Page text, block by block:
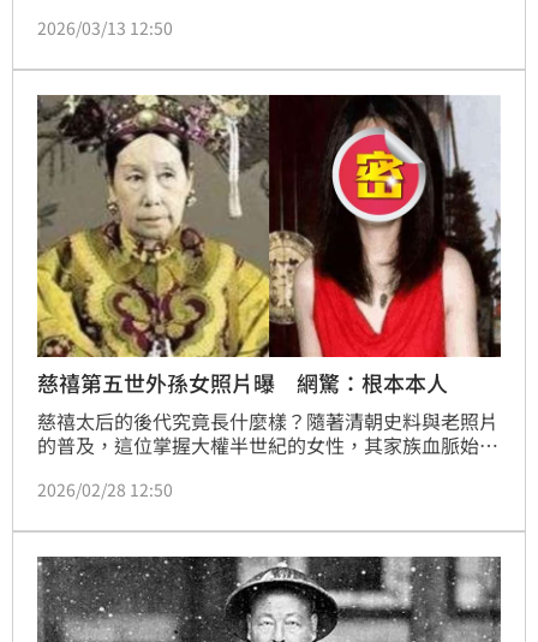
敗，代價竟是國運倒退數百年。在眾多被史學界點名的
2026/03/13 12:50
慈禧第五世外孫女照片曝 網驚：根本本人
慈禧太后的後代究竟長什麼樣？隨著清朝史料與老照片
的普及，這位掌握大權半世紀的女性，其家族血脈始終
的女子「葉赫那拉姝宏」在網路爆紅，其相貌與慈禧留
驚嘆：這家族的遺傳基因真的太強大！（記者唐家興）
2026/02/28 12:50